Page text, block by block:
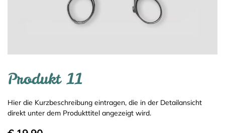
Produkt 11
Hier die Kurzbeschreibung eintragen, die in der Detailansicht
direkt unter dem Produkttitel angezeigt wird.